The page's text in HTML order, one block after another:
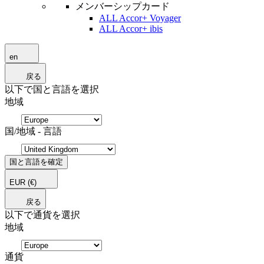
メンバーシップカード
ALL Accor+ Voyager
ALL Accor+ ibis
en
戻る
以下で国と言語を選択
地域
国/地域 - 言語
国と言語を確定
EUR (€)
戻る
以下で通貨を選択
地域
通貨